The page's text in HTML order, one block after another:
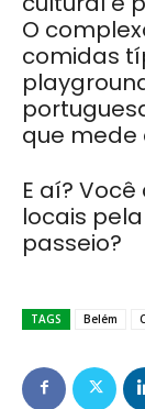
O
comidas
que mede
E aí?
locais
passeio?
TAGS Belém